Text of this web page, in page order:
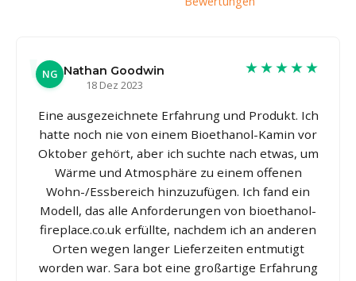
NG Nathan Goodwin
18 Dez 2023
★★★★★
Eine ausgezeichnete Erfahrung und Produkt. Ich
hatte noch nie von einem Bioethanol-Kamin vor
Oktober gehört, aber ich suchte nach etwas, um
Wärme und Atmosphäre zu einem offenen
Wohn-/Essbereich hinzuzufügen. Ich fand ein
Modell, das alle Anforderungen von bioethanol-
fireplace.co.uk erfüllte, nachdem ich an anderen
Orten wegen langer Lieferzeiten entmutigt
worden war. Sara bot eine großartige Erfahrung